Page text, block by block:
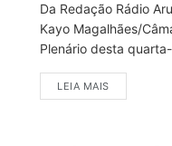
Da Redação Rádio
Kayo Magalhães/
Plenário desta
LEIA MAIS